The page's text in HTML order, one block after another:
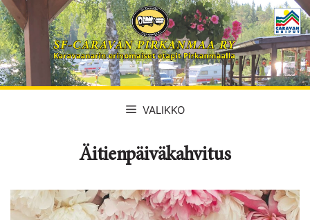
Siirry
sisältöön
VALIKKO
Äitienpäiväkahvitus